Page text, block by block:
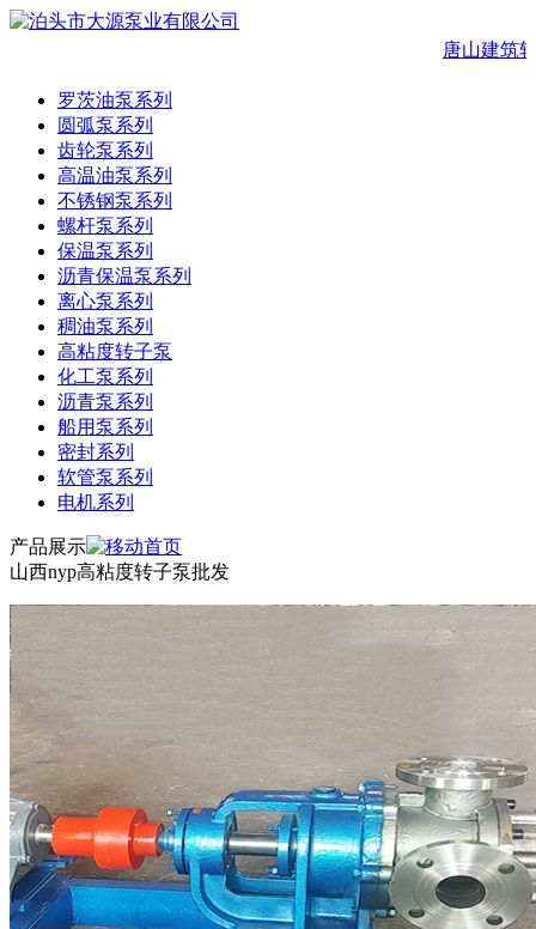
唐山建筑
罗茨油泵系列
圆弧泵系列
齿轮泵系列
高温油泵系列
不锈钢泵系列
螺杆泵系列
保温泵系列
沥青保温泵系列
离心泵系列
稠油泵系列
高粘度转子泵
化工泵系列
沥青泵系列
船用泵系列
密封系列
软管泵系列
电机系列
产品展示
山西nyp高粘度转子泵批发